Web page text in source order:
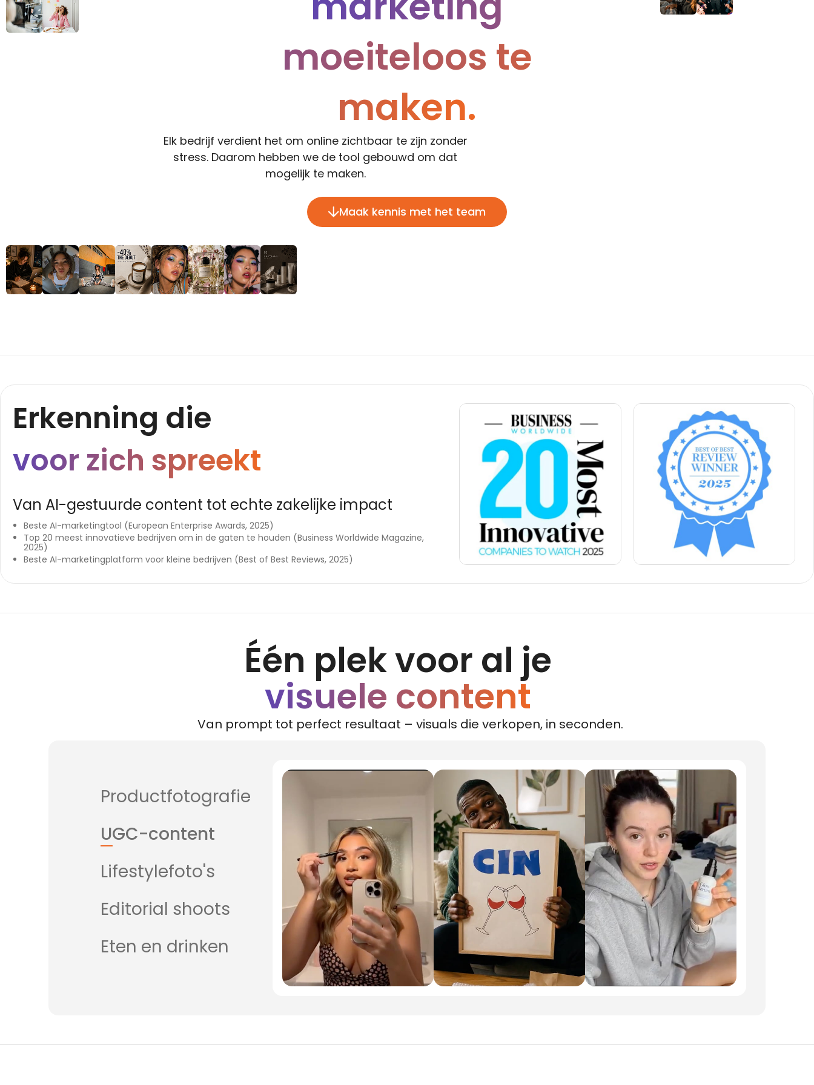
moeiteloos te
maken.
Elk bedrijf verdient het om online zichtbaar te zijn zonder
stress. Daarom hebben we de tool gebouwd om dat
mogelijk te maken.
Maak kennis met het team
Erkenning die
voor zich spreekt
Van AI-gestuurde content tot echte zakelijke impact
Beste AI-marketingtool (European Enterprise Awards, 2025)
Top 20 meest innovatieve bedrijven om in de gaten te houden (Business Worldwide Magazine,
2025)
Beste AI-marketingplatform voor kleine bedrijven (Best of Best Reviews, 2025)
Één plek voor al je
visuele content
Van prompt tot perfect resultaat – visuals die verkopen, in seconden.
Productfotografie
UGC-content
Lifestylefoto's
Editorial shoots
Eten en drinken